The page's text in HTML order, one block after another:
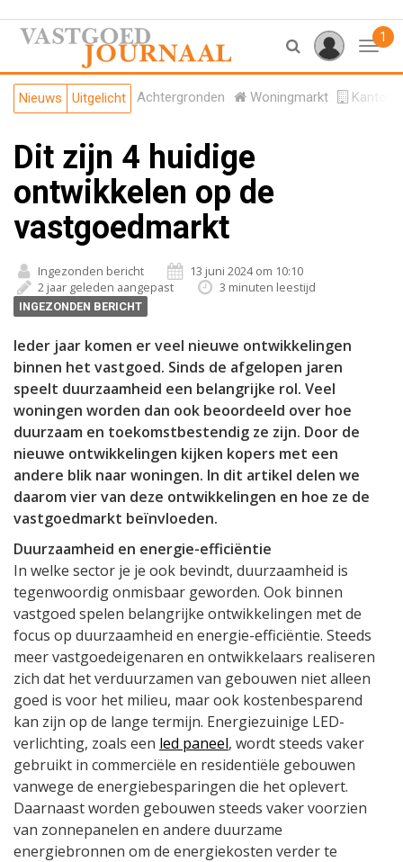
1
Nieuws Uitgelicht Achtergronden Woningmarkt
Dit zijn 4 huidige
ontwikkelen op de
vastgoedmarkt
Ingezonden bericht
13 juni 2024 om 10:10
2 jaar geleden aangepast
3 minuten leestijd
INGEZONDEN BERICHT
Ieder jaar komen er veel nieuwe ontwikkelingen
binnen het vastgoed. Sinds de afgelopen jaren
speelt duurzaamheid een belangrijke rol. Veel
woningen worden dan ook beoordeeld over hoe
duurzaam en toekomstbestendig ze zijn. Door de
nieuwe ontwikkelingen kijken kopers met een
andere blik naar woningen. In dit artikel delen we
daarom vier van deze ontwikkelingen en hoe ze de
vastgoedmarkt beïnvloeden.
Duurzaamheid en energie-efficiëntie
In welke sector je je ook bevindt, duurzaamheid is
tegenwoordig onmisbaar geworden. Ook binnen
vastgoed spelen belangrijke ontwikkelingen met de
focus op duurzaamheid en energie-efficiëntie. Steeds
meer vastgoedeigenaren en ontwikkelaars realiseren
zich dat het verduurzamen van gebouwen niet alleen
goed is voor het milieu, maar ook kostenbesparend
kan zijn op de lange termijn. Energiezuinige LED-
verlichting, zoals een led paneel, wordt steeds vaker
gebruikt in commerciële en residentiële gebouwen
vanwege de energiebesparingen die het oplevert.
Daarnaast worden gebouwen steeds vaker voorzien
van zonnepanelen en andere duurzame
energiebronnen om de energiekosten verder te